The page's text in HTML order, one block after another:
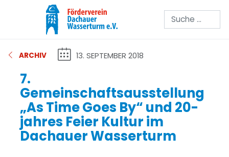
Suchen
ARCHIV 13. SEPTEMBER 2018
7.
Gemeinschaftsausstellung
„As Time Goes By“ und 20-
jahres Feier Kultur im
Dachauer Wasserturm